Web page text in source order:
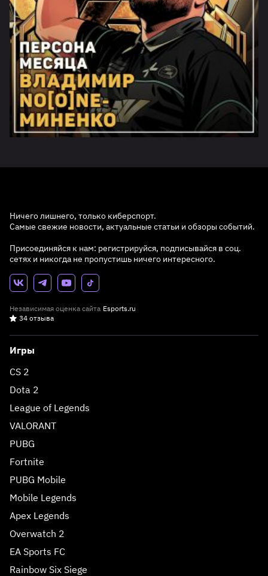
Ничего лишнего, только киберспорт.
Самые свежие новости, актуальные статьи и обзоры событий.
Присоединяйся к нам: регистрируйся, подписывайся в соц.
сетях и никогда не пропустишь ничего интересного.
Независимая оценка сайта Esports.ru
34 отзыва
Игры
CS 2
Dota 2
League of Legends
VALORANT
PUBG
Fortnite
PUBG Mobile
Mobile Legends
Apex Legends
Overwatch 2
EA Sports FC
Rainbow Six Siege